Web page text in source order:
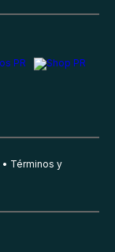
Términos y